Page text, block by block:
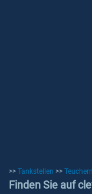
>> Tankstellen >> Teuchern
Finden Sie auf